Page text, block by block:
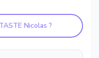
Nicolas ?